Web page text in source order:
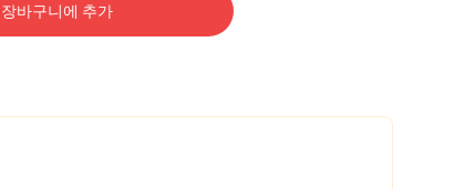
장바구니에 추가